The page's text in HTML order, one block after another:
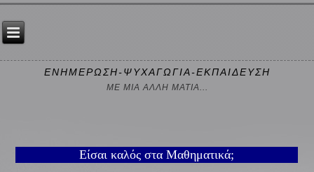
ΕΝΗΜΕΡΩΣΗ-ΨΥΧΑΓΩΓΙΑ-ΕΚΠΑΙΔΕΥΣΗ
ΜΕ ΜΙΑ ΑΛΛΗ ΜΑΤΙΑ...